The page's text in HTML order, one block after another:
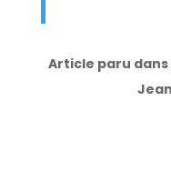
Article paru dans